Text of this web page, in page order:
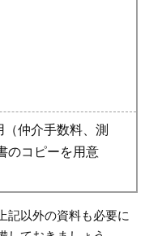
仲介手数料、測
のコピーを用意
記以外の資料も必要に